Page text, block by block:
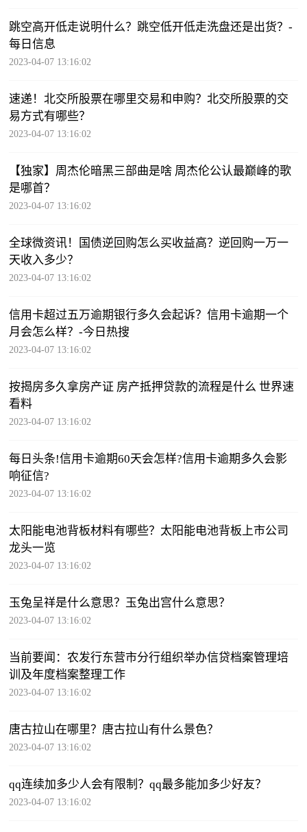
跳空高开低走说明什么？跳空低开低走洗盘还是出货？-
每日信息
2023-04-07 13:16:02
速递！北交所股票在哪里交易和申购？北交所股票的交
易方式有哪些？
2023-04-07 13:16:02
【独家】周杰伦暗黑三部曲是啥 周杰伦公认最巅峰的歌
是哪首？
2023-04-07 13:16:02
全球微资讯！国债逆回购怎么买收益高？逆回购一万一
天收入多少？
2023-04-07 13:16:02
信用卡超过五万逾期银行多久会起诉？信用卡逾期一个
月会怎么样？-今日热搜
2023-04-07 13:16:02
按揭房多久拿房产证 房产抵押贷款的流程是什么 世界速
看料
2023-04-07 13:16:02
每日头条!信用卡逾期60天会怎样?信用卡逾期多久会影
响征信?
2023-04-07 13:16:02
太阳能电池背板材料有哪些？太阳能电池背板上市公司
龙头一览
2023-04-07 13:16:02
玉兔呈祥是什么意思？玉兔出宫什么意思？
2023-04-07 13:16:02
当前要闻：农发行东营市分行组织举办信贷档案管理培
训及年度档案整理工作
2023-04-07 13:16:02
唐古拉山在哪里？唐古拉山有什么景色？
2023-04-07 13:16:02
qq连续加多少人会有限制？qq最多能加多少好友？
2023-04-07 13:16:02